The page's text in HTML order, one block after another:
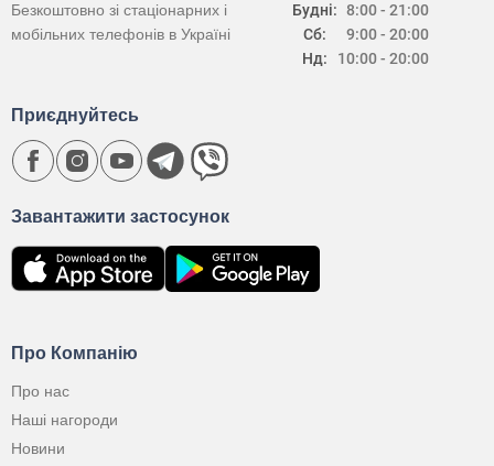
Будні:
Сб:
Нд:
8:00 - 21:00
9:00 - 20:00
10:00 - 20:00
Безкоштовно зі стаціонарних і
мобільних телефонів в Україні
Про Компанію
Про нас
Наші нагороди
Новини
Завантажити застосунок
Приєднуйтесь